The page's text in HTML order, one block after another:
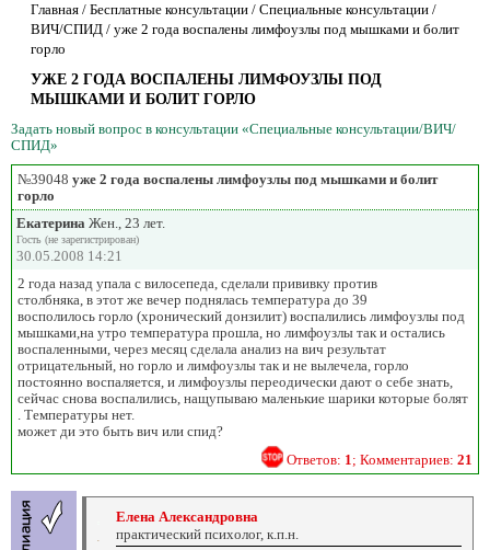
Стать консультантом нашего сайта
Суперакция «Каждому врачу свой сайт»
Главная / Бесплатные консультации / Специальные консультации /
ВИЧ/СПИД / уже 2 года воспалены лимфоузлы под мышками и болит
горло
УЖЕ 2 ГОДА ВОСПАЛЕНЫ ЛИМФОУЗЛЫ ПОД
МЫШКАМИ И БОЛИТ ГОРЛО
Задать новый вопрос в консультации «Специальные консультации/ВИЧ/
СПИД»
№39048 уже 2 года воспалены лимфоузлы под мышками и болит
горло
Екатерина Жен., 23 лет.
Гость (не зарегистрирован)
30.05.2008 14:21
2 года назад упала с вилосепеда, сделали прививку против
столбняка, в этот же вечер поднялась температура до 39
восполилось горло (хронический донзилит) воспалились лимфоузлы под
мышками,на утро температура прошла, но лимфоузлы так и остались
воспаленными, через месяц сделала анализ на вич результат
отрицательный, но горло и лимфоузлы так и не вылечела, горло
постоянно воспаляется, и лимфоузлы переодически дают о себе знать,
сейчас снова воспалились, нащупываю маленькие шарики которые болят
. Температуры нет.
может ди это быть вич или спид?
Ответов: 1 ; Комментариев: 21
Елена Александровна
практический психолог, к.п.н.